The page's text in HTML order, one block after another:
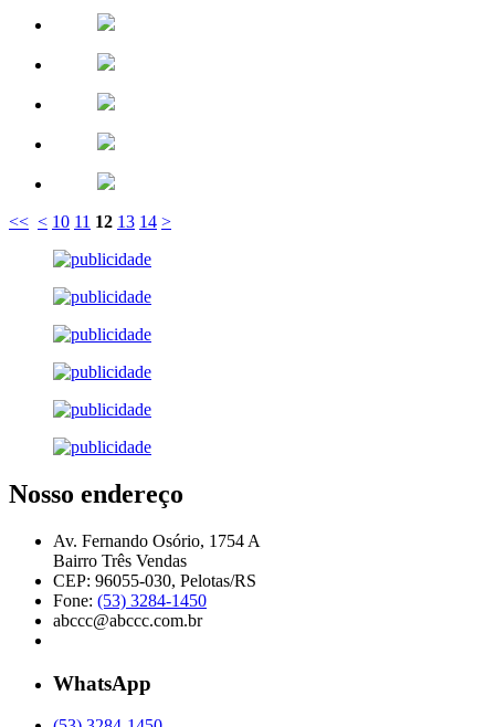
<< < 10 11 12 13 14 >
Nosso endereço
Av. Fernando Osório, 1754 A
Bairro Três Vendas
CEP: 96055-030, Pelotas/RS
Fone: (53) 3284-1450
abccc@abccc.com.br
WhatsApp